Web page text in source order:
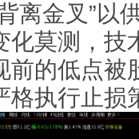
离金叉”以
化莫测，技
前的低点被
执行止损